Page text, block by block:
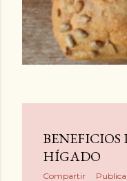
HÍGADO
Compartir